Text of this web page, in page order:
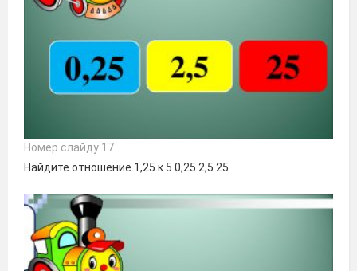
Номер слайду 17
Найдите отношение 1,25 к 5 0,25 2,5 25